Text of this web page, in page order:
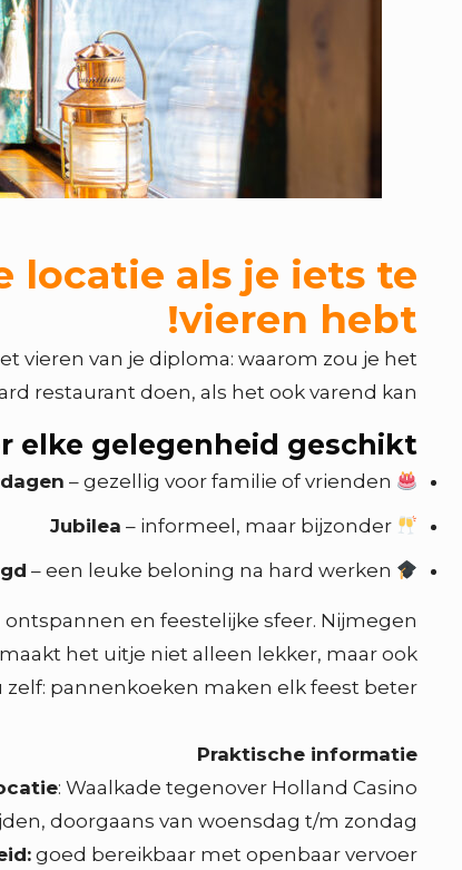
locatie als je iets te
vieren hebt!
vieren van je diploma: waarom zou je het
restaurant doen, als het ook varend kan?
elke gelegenheid geschikt!
– gezellig voor familie of vrienden
Jubilea – informeel, maar bijzonder
– een leuke beloning na hard werken
en feestelijke sfeer. Nijmegen
het uitje niet alleen lekker, maar ook
pannenkoeken maken elk feest beter.
Praktische informatie
: Waalkade tegenover Holland Casino
doorgaans van woensdag t/m zondag
goed bereikbaar met openbaar vervoer